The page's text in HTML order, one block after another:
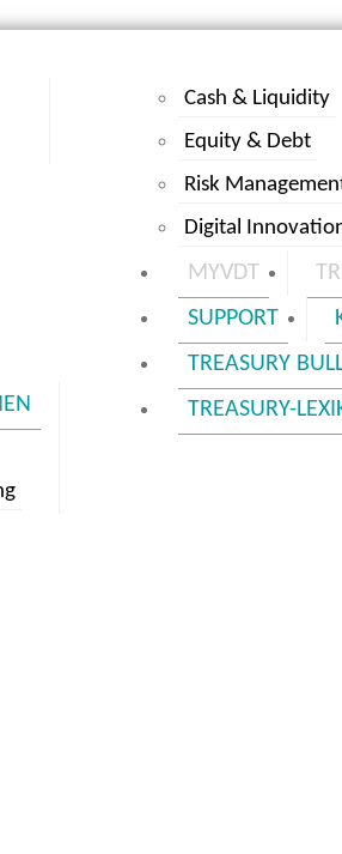
Cash & Liquidity
Equity & Debt
Risk
Digital
MYVDT
SUPPORT
TREASURY
TREASURY-